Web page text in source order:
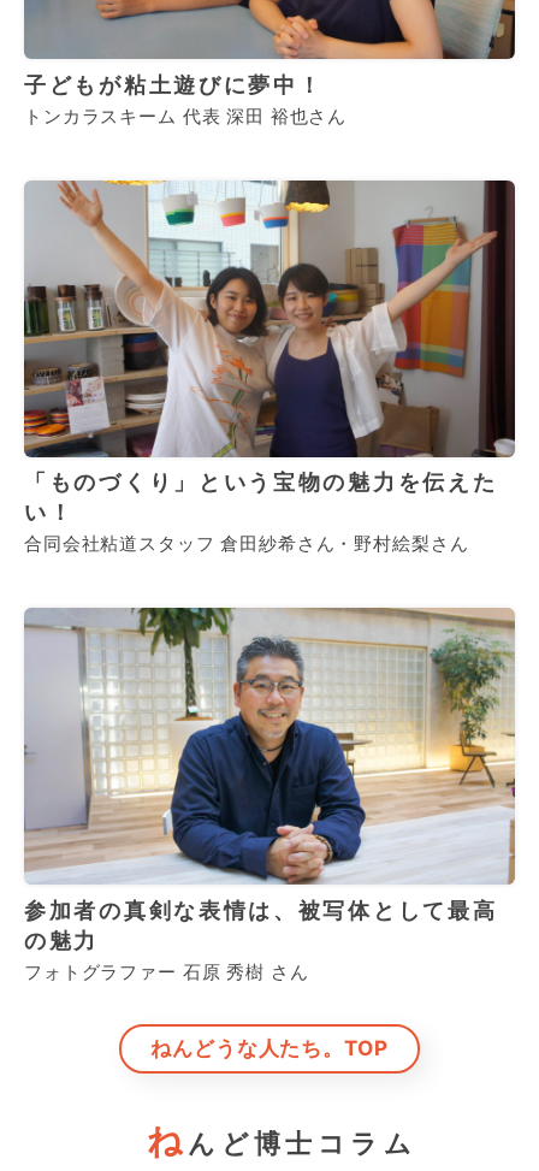
子どもが粘土遊びに夢中！
トンカラスキーム 代表 深田 裕也さん
「ものづくり」という宝物の魅力を伝えた
い！
合同会社粘道スタッフ 倉田紗希さん・野村絵梨さん
参加者の真剣な表情は、被写体として最高
の魅力
フォトグラファー 石原 秀樹 さん
ねんどうな人たち。TOP
ね んど博士コラム